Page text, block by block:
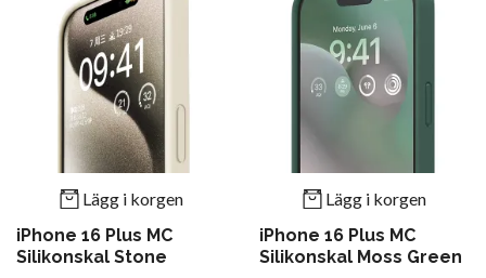
Lägg i korgen
iPhone 16 Plus MC
Silikonskal Stone
Lägg i korgen
iPhone 16 Plus MC
Silikonskal Moss Green